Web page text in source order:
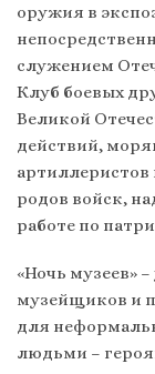
оружия в
служением
Клуб боевых
Великой
действий,
артиллеристов
родов войск,
работе по
«Ночь музеев»
музейщиков и
для
людьми –